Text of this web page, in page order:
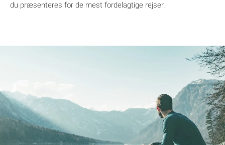
du præsenteres for de mest fordelagtige rejser.